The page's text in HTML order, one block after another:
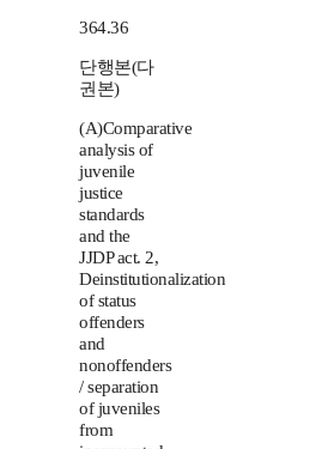
364.36
단행본(다
권본)
(A)Comparative
analysis of
juvenile
justice
standards
and the
JJDP act. 2,
Deinstitutionalization
of status
offenders
and
nonoffenders
/ separation
of juveniles
from